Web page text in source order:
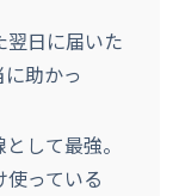
翌日に届いた
助かっ
して最強。
っている